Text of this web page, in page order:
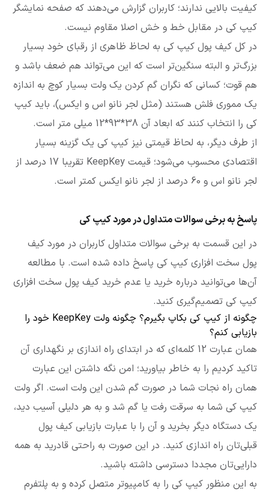
کیفیت بالایی ندارند؛ کاربران گزارش می‌دهند که صفحه نمایشگر
کیپ کی در مقابل خط و خش اصلا مقاوم نیست.
در کل کیف پول کیپ کی به لحاظ ظاهری از رقبای خود بسیار
بزرگ‌تر و البته سنگین‌تر است که این می‌تواند هم ضعف باشد و
هم قوت؛ کسانی که نگران گم کردن یک ولت بسیار کوچ به اندازه
یک مموری فلش هستند (مثل لجر نانو اس و ایکس)، باید کیپ
کی را انتخاب کنند که ابعاد آن 38*93*12 میلی متر است.
از طرف دیگر، به لحاظ قیمتی نیز کیپ کی یک گزینه بسیار
اقتصادی محسوب می‌شود؛ قیمت KeepKey تقریبا 17 درصد از
لجر نانو اس و 60 درصد از لجر نانو ایکس کمتر است.
پاسخ به برخی سوالات متداول در مورد کیپ کی
در این قسمت به برخی سوالات متداول کاربران در مورد کیف
پول سخت افزاری کیپ کی پاسخ داده شده است. با مطالعه
آن‌ها می‌توانید درباره خرید یا عدم خرید کیف پول سخت افزاری
کیپ کی تصمیم‌گیری کنید.
چگونه از کیپ کی بکاپ بگیرم؟ چگونه ولت KeepKey خود را
بازیابی کنم؟
همان عبارت 12 کلمه‌ای که در ابتدای راه اندازی بر نگهداری آن
تاکید کردیم را به خاطر بیاورید؛ امن نگه داشتن این عبارت
همان راه نجات شما در صورت گم شدن این ولت است. اگر ولت
کیپ کی شما به سرقت رفت یا گم شد و به هر دلیلی آسیب دید،
یک دستگاه دیگر بخرید و آن را با عبارت بازیابی کیف پول
قبلی‌تان راه اندازی کنید. در این صورت به راحتی قادرید به همه
دارایی‌تان مجددا دسترسی داشته باشید.
به این منظور کیپ کی را به کامپیوتر متصل کرده و به پلتفرم